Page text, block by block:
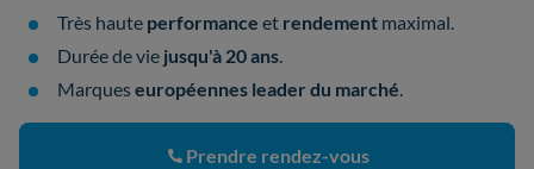
Très haute performance et rendement maximal.
Durée de vie jusqu'à 20 ans.
Marqueseuropéennes leader du marché.
Prendre rendez-vous